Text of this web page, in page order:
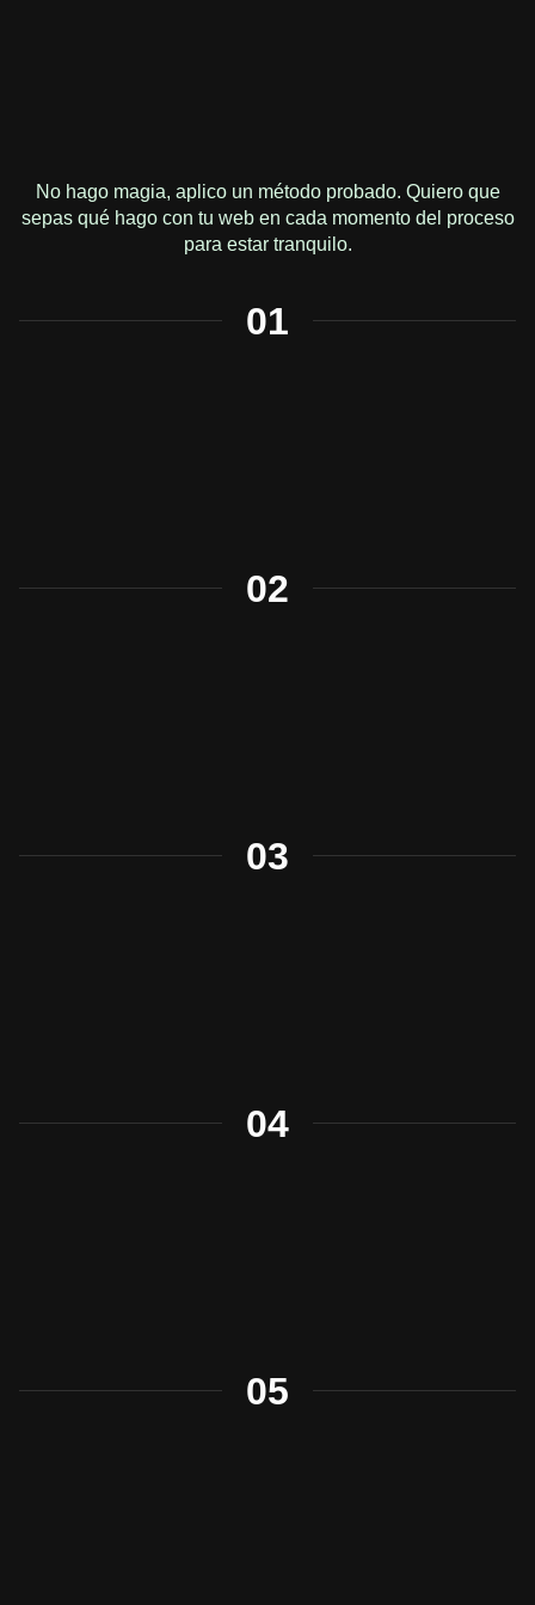
No hago magia, aplico un método probado. Quiero que
sepas qué hago con tu web en cada momento del proceso
para estar tranquilo.
01
02
03
04
05